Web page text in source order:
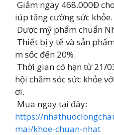
Giảm ngay 468.000Đ
iúp tăng cường sức khỏe.
Dược mỹ phẩm chuẩn
Thiết bị y tế và sản
m sốc đến 20%.
Thời gian có hạn từ 21/
hội chăm sóc sức khỏe
ơi.
Mua ngay tại đây:
https://
mai/khoe-chuan-nhat